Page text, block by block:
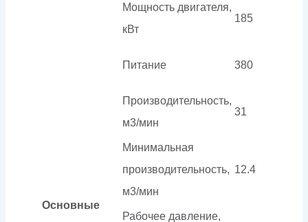
Основные
Мощность двигателя,
кВт
185
Питание 380
Производительность,
м3/мин
31
Минимальная
производительность,
м3/мин
12.4
Рабочее давление,